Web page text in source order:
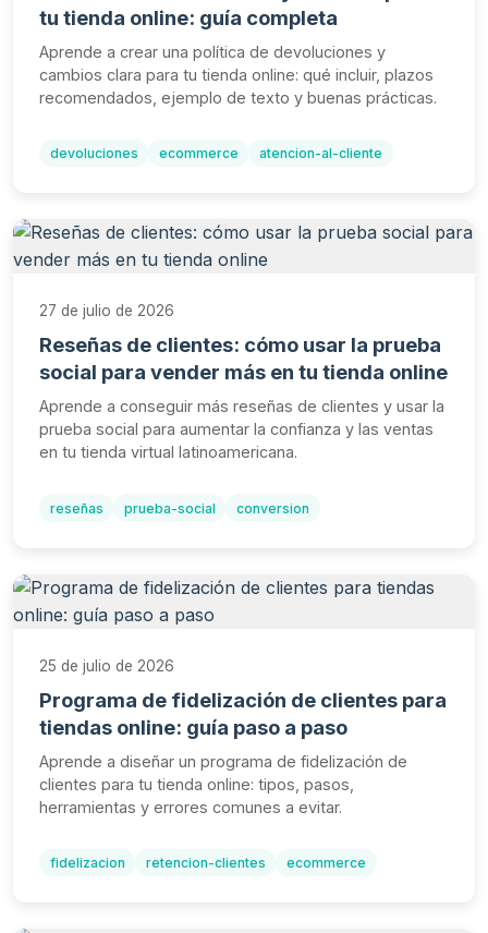
tu tienda online: guía completa
Aprende a crear una política de devoluciones y
cambios clara para tu tienda online: qué incluir, plazos
recomendados, ejemplo de texto y buenas prácticas.
devoluciones ecommerce atencion-al-cliente
27 de julio de 2026
Reseñas de clientes: cómo usar la prueba
social para vender más en tu tienda online
Aprende a conseguir más reseñas de clientes y usar la
prueba social para aumentar la confianza y las ventas
en tu tienda virtual latinoamericana.
reseñas prueba-social conversion
25 de julio de 2026
Programa de fidelización de clientes para
tiendas online: guía paso a paso
Aprende a diseñar un programa de fidelización de
clientes para tu tienda online: tipos, pasos,
herramientas y errores comunes a evitar.
fidelizacion retencion-clientes ecommerce